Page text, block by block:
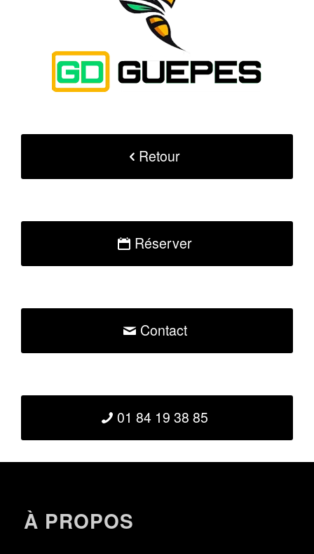
Retour
Réserver
Contact
01 84 19 38 85
À PROPOS